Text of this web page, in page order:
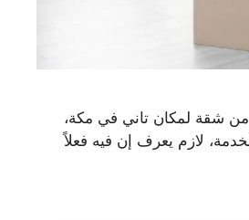
شقة لمكان تاني في مكة،
لازم يعرف إن فيه فعلاً